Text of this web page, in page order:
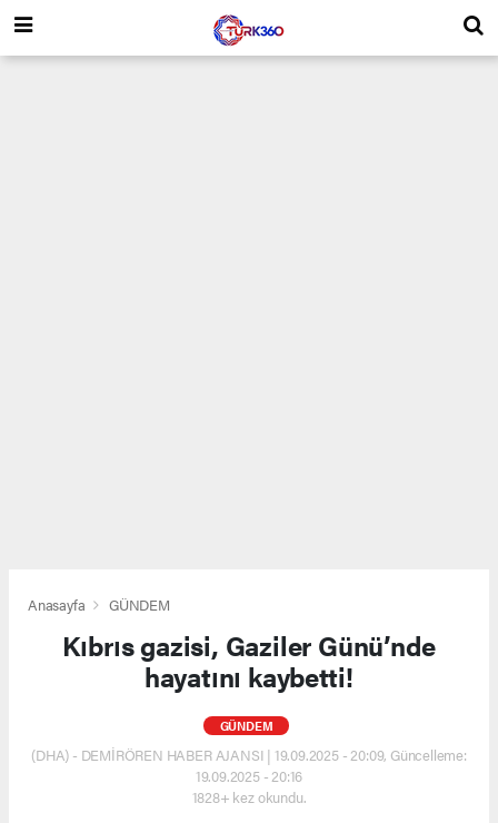
Anasayfa GÜNDEM
Kıbrıs gazisi, Gaziler Günü’nde
hayatını kaybetti!
GÜNDEM
(DHA) - DEMİRÖREN HABER AJANSI | 19.09.2025 - 20:09, Güncelleme:
19.09.2025 - 20:16
1828+ kez okundu.